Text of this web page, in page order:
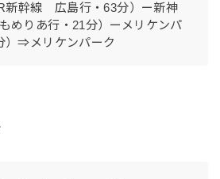
新幹線 広島行・63分）ー新神
めりあ行・21分）ーメリケンパ
）⇒メリケンパーク